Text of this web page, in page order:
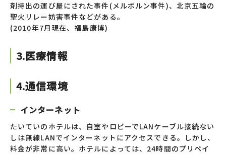
剤持出の運び屋にされた事件(メルボルン事件)、北京五輪の
聖火リレー妨害事件などがある。
(2010年7月現在、福島康博)
3.医療情報
4.通信環境
インターネット
たいていのホテルは、自室やロビーでLANケーブル接続ない
しは無線LANでインターネットにアクセスできる。しかし、
料金が非常に高い。ホテルによっては、24時間のプリペイ